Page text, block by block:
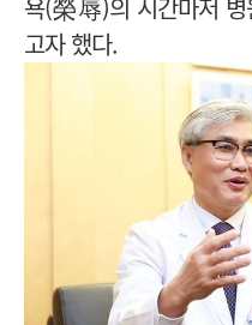
욕(榮辱)의 시간마저
고자 했다.